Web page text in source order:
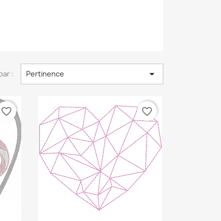
: Pertinence 
favorite_border favorite_border